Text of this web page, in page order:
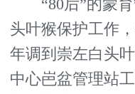
“80后”的蒙育
头叶猴保护工作
年调到崇左白头
中心岜盆管理站